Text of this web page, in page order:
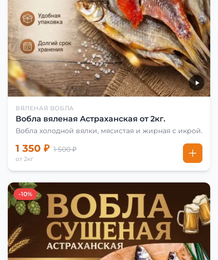
ВЯЛЕНАЯ ВОБЛА
Вобла вяленая Астраханская от 2кг.
Вобла холодной вялки, мясистая и жирная с икрой.
1 350 ₽ 1 500 ₽
от 2кг
-10%